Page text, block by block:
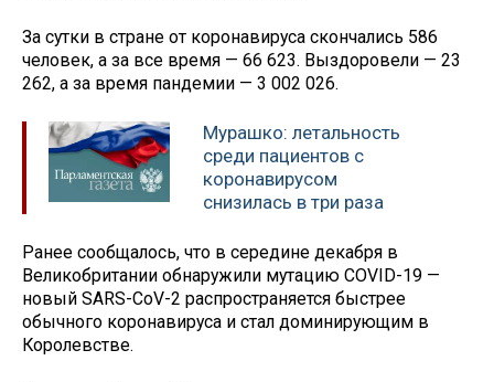
За сутки в стране от коронавируса скончались 586
человек, а за все время — 66 623. Выздоровели — 23
262, а за время пандемии — 3 002 026.
Мурашко: летальность
среди пациентов с
коронавирусом
снизилась в три раза
Ранее сообщалось, что в середине декабря в
Великобритании обнаружили мутацию COVID-19 —
новый SARS-CoV-2 распространяется быстрее
обычного коронавируса и стал доминирующим в
Королевстве.